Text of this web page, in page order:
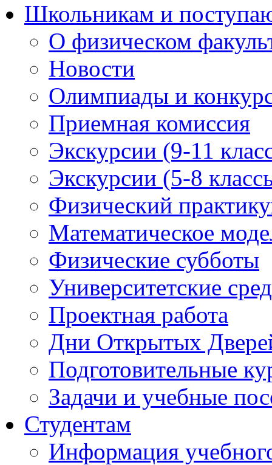
Школьникам и
О физическом
Новости
Олимпиады и
Приемная комиссия
Экскурсии (9-11
Экскурсии (5-8
Физический
Математическое
Физические субботы
Университетские
Проектная работа
Дни Открытых
Подготовительные
Задачи и учебные
Студентам
Информация